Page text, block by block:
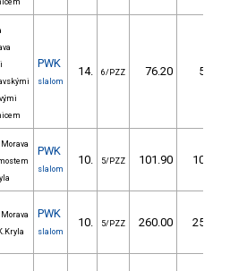
PWK
slalom
14. 6/PZZ 76.20 56,8
PWK
slalom
10. 5/PZZ 101.90 104,9
PWK
slalom
10. 5/PZZ 260.00 251,7